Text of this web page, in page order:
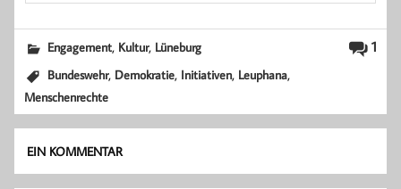
1
Engagement, Kultur, Lüneburg
Bundeswehr, Demokratie, Initiativen, Leuphana,
Menschenrechte
EIN KOMMENTAR